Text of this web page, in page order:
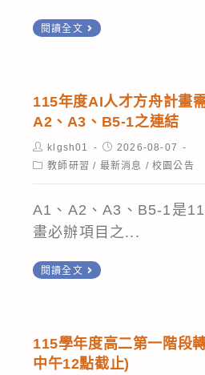
閱讀全文
114-
補
修
下、
2
下
課
上
間
調
115年度AI人才方舟計畫
A2、A3、B5-1之連結
Post
author:
klgsh01
Post
published:
2026-08-07
Post教師研習 / 最新消息 / 校園公告
A1、A2、A3、B5-1是
畫必辦項目之...
閱讀全文
115
AI
人
115學年度高二第一階段
中午12點截止)